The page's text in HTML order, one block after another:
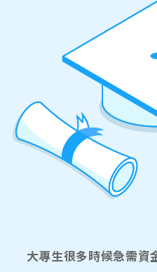
大專生很多時候急需資